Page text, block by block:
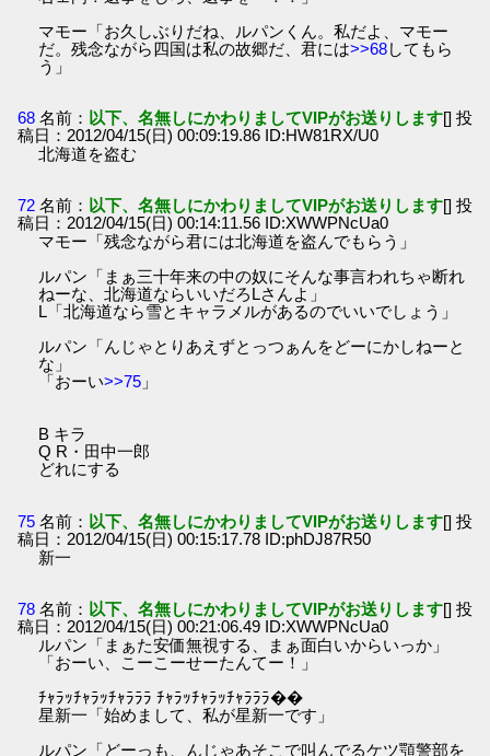
マモー「お久しぶりだね、ルパンくん。私だよ、マモー
だ。残念ながら四国は私の故郷だ、君には>>68してもら
う」
68 名前： 以下、名無しにかわりましてVIPがお送りします[] 投
稿日：2012/04/15(日) 00:09:19.86 ID:HW81RX/U0
北海道を盗む
72 名前： 以下、名無しにかわりましてVIPがお送りします[] 投
稿日：2012/04/15(日) 00:14:11.56 ID:XWWPNcUa0
マモー「残念ながら君には北海道を盗んでもらう」
ルパン「まぁ三十年来の中の奴にそんな事言われちゃ断れ
ねーな、北海道ならいいだろLさんよ」
L「北海道なら雪とキャラメルがあるのでいいでしょう」
ルパン「んじゃとりあえずとっつぁんをどーにかしねーと
な」
「おーい>>75 」
B キラ
Q R・田中一郎
どれにする
75 名前： 以下、名無しにかわりましてVIPがお送りします[] 投
稿日：2012/04/15(日) 00:15:17.78 ID:phDJ87R50
新一
78 名前： 以下、名無しにかわりましてVIPがお送りします[] 投
稿日：2012/04/15(日) 00:21:06.49 ID:XWWPNcUa0
ルパン「まぁた安価無視する、まぁ面白いからいっか」
「おーい、こーこーせーたんてー！」
ﾁｬﾗｯﾁｬﾗｯﾁｬﾗﾗﾗ ﾁｬﾗｯﾁｬﾗｯﾁｬﾗﾗﾗ��
星新一「始めまして、私が星新一です」
ルパン「どーっも、んじゃあそこで叫んでるケツ顎警部を